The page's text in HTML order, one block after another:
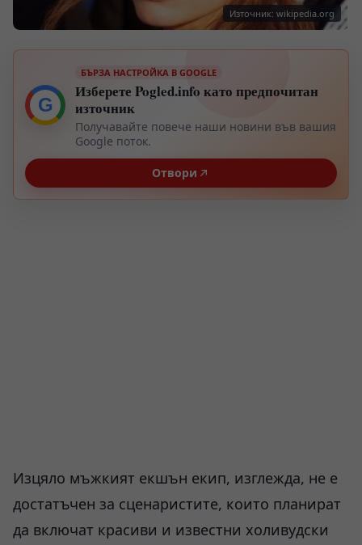
Източник: wikipedia.org
G
БЪРЗА НАСТРОЙКА В GOOGLE
Изберете Pogled.info като предпочитан
източник
Получавайте повече наши новини във вашия
Google поток.
Отвори
Изцяло мъжкият екшън екип, изглежда, не е
достатъчен за сценаристите, които планират
да включат красиви и известни холивудски